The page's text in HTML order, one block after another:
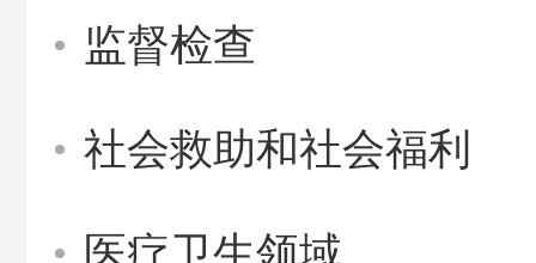
监督检查
社会救助和社会福利
医疗卫生领域